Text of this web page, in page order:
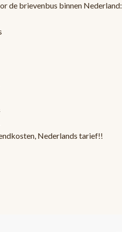
de brievenbus binnen Nederland:
Nederlands tarief!!